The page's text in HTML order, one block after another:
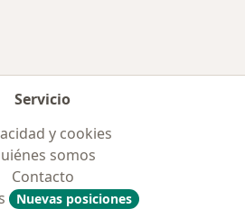
Servicio
y cookies
somos
Contacto
Nuevas posiciones